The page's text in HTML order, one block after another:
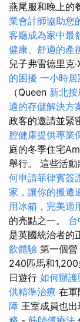
燕尾服和晚上的
業會計師協助您
客廳成為家中最
健康、舒適的產
兒子弗雷德里克
的困擾 一小時
（Queen 新北
適的存儲解決方
政客的邀請並緊
腔健康提供專業
庭的冬季住宅
舉行。 這些活
何申請菲律賓簽
家，讓你的搬遷
用冰箱，完美適
的亮點之一。
是英國統治者的
飲體驗 第一個
240匹馬和1,200
日遊行 如何辦
供精準治療 在軍
障 王室成員也